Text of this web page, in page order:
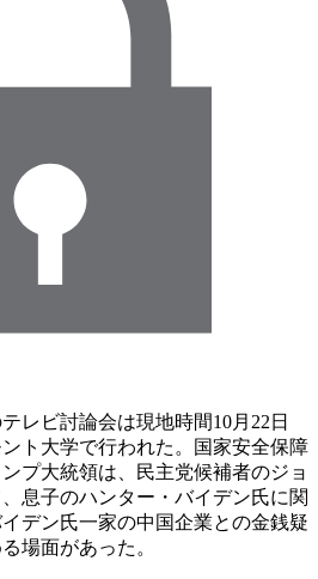
レビ討論会は現地時間10月22日
ト大学で行われた。国家安全保障
プ大統領は、民主党候補者のジョ
息子のハンター・バイデン氏に関
デン氏一家の中国企業との金銭疑
場面があった。